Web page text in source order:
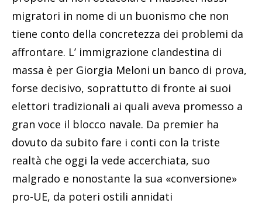
migratori in nome di un buonismo che non
tiene conto della concretezza dei problemi da
affrontare. L’ immigrazione clandestina di
massa è per Giorgia Meloni un banco di prova,
forse decisivo, soprattutto di fronte ai suoi
elettori tradizionali ai quali aveva promesso a
gran voce il blocco navale. Da premier ha
dovuto da subito fare i conti con la triste
realtà che oggi la vede accerchiata, suo
malgrado e nonostante la sua «conversione»
pro-UE, da poteri ostili annidati